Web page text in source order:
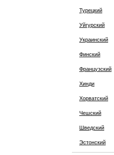
Турецкий
Уйгурский
Украинский
Финский
Французский
Хинди
Хорватский
Чешский
Шведский
Эстонский